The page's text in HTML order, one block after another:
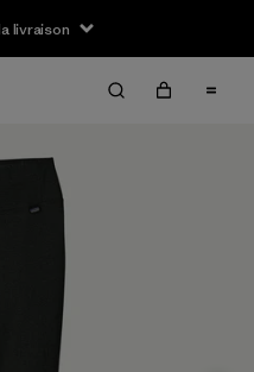
livraison